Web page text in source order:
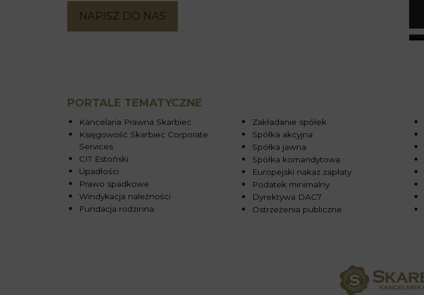
NAPISZ DO NAS
PORTALE TEMATYCZNE
Kancelaria Prawna Skarbiec
Księgowość Skarbiec Corporate
Services
CIT Estoński
Upadłości
Prawo spadkowe
Windykacja należności
Fundacja rodzinna
Zakładanie spółek
Spółka akcyjna
Spółka jawna
Spółka komandytowa
Europejski nakaz zapłaty
Podatek minimalny
Dyrektywa DAC7
Ostrzeżenia publiczne